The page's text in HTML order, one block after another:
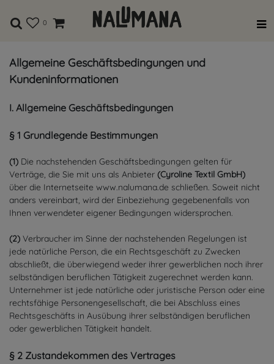
0 AGB
Allgemeine Geschäftsbedingungen und
Kundeninformationen
I. Allgemeine Geschäftsbedingungen
§ 1 Grundlegende Bestimmungen
(1) Die nachstehenden Geschäftsbedingungen gelten für
Verträge, die Sie mit uns als Anbieter (Cyroline Textil GmbH)
über die Internetseite www.nalumana.de schließen. Soweit nicht
anders vereinbart, wird der Einbeziehung gegebenenfalls von
Ihnen verwendeter eigener Bedingungen widersprochen.
(2) Verbraucher im Sinne der nachstehenden Regelungen ist
jede natürliche Person, die ein Rechtsgeschäft zu Zwecken
abschließt, die überwiegend weder ihrer gewerblichen noch ihrer
selbständigen beruflichen Tätigkeit zugerechnet werden kann.
Unternehmer ist jede natürliche oder juristische Person oder eine
rechtsfähige Personengesellschaft, die bei Abschluss eines
Rechtsgeschäfts in Ausübung ihrer selbständigen beruflichen
oder gewerblichen Tätigkeit handelt.
§ 2 Zustandekommen des Vertrages